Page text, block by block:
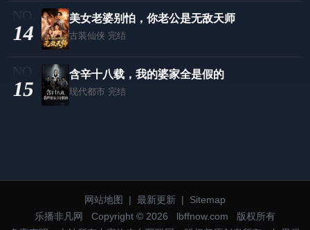
14
美女老婆别怕，你老公是无敌天师
古装仙侠 完结
15
含辛十八载，我的婆家全是假的
现代都市 完结
网站地图 | 最新更新 |
Sitemap
乐播非凡网
Copyright © 2026 lbffnow.com
版权所有